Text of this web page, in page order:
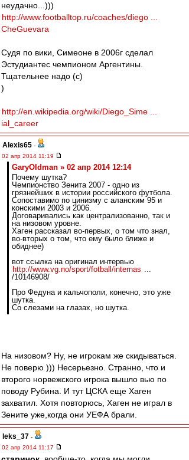
неудачно...)))
http://www.footballtop.ru/coaches/diego ...
CheGuevara
Судя по вики, Симеоне в 2006г сделал
Эстудиантес чемпионом Аргентины.
Тщательнее надо (с)
)
http://en.wikipedia.org/wiki/Diego_Sime ...
ial_career
Alexis65 -
02 апр 2014 11:19
GaryOldman » 02 апр 2014 12:14
Почему шутка?
Чемпионство Зенита 2007 - одно из
грязнейших в истории российского футбола.
Сопоставимо по цинизму с аланским 95 и
конскими 2003 и 2006.
Договаривались как централизованно, так и
на низовом уровне.
Хаген рассказал во-первых, о том что знал,
во-вторых о том, что ему было ближе и
обиднее)
вот ссылка на оригинал интервью
http://www.vg.no/sport/fotball/internas ...
/10146908/
Про Федуна и кальчополи, конечно, это уже
шутка.
Со слезами на глазах, но шутка.
На низовом? Ну, не игрокам же скидываться.
Не поверю ))) Несерьезно. Странно, что и
второго норвежского игрока вышло вью по
поводу Рубина. И тут ЦСКА еще Хаген
захватил. Хотя повторюсь, Хаген не играл в
Зените уже,когда они УЕФА брали.
leks_37 -
02 апр 2014 11:17